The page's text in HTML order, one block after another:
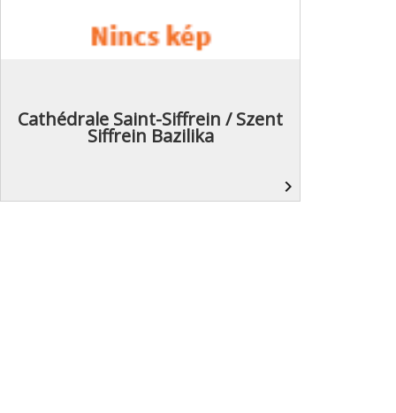
Cathédrale Saint-Siffrein / Szent
Siffrein Bazilika
navigate_next